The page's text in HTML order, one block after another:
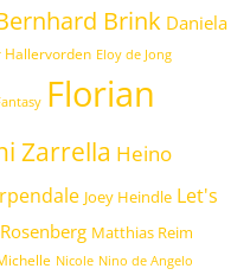
Brink Daniela
Hallervorden Eloy de Jong
Florian
Zarrella Heino
Joey Heindle Let's
Matthias Reim
Nicole Nino de Angelo